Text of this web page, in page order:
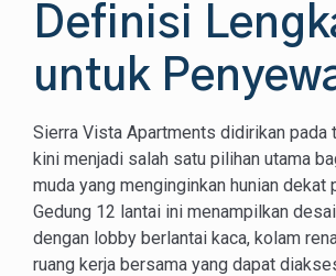
Definisi
untuk
Sierra Vista Apartments didirikan pada
kini menjadi salah satu pilihan utama
muda yang menginginkan hunian dekat
Gedung 12 lantai ini menampilkan
dengan lobby berlantai kaca, kolam
ruang kerja bersama yang dapat